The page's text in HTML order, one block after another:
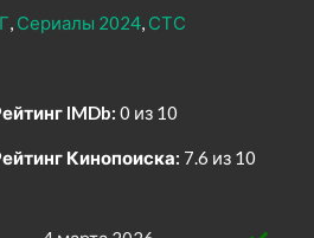
Сериалы 2024 СТС
IMDb: 0 из 10
Кинопоиска: 7.6 из 10